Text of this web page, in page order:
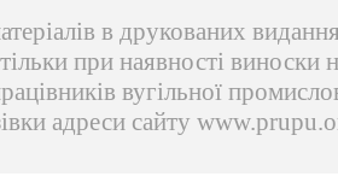
в друкованих
при наявності виноски
вугільної
адреси сайту